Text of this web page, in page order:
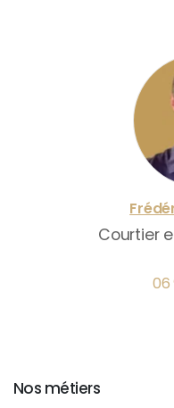
Courtier
06
Nos métiers